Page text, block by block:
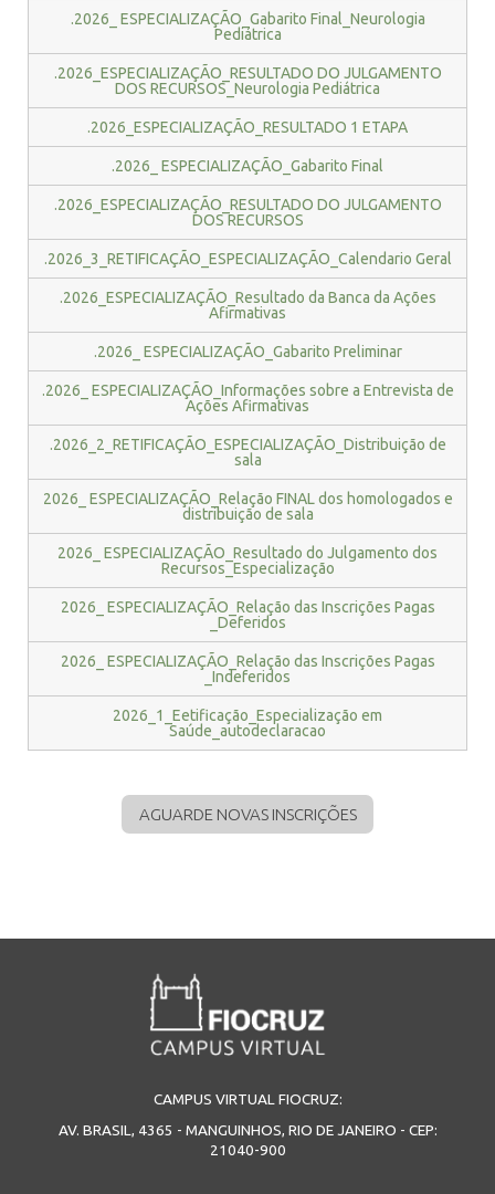
.2026_ ESPECIALIZAÇÃO_Gabarito Final_Neurologia
Pediátrica
.2026_ESPECIALIZAÇÃO_RESULTADO DO JULGAMENTO
DOS RECURSOS_Neurologia Pediátrica
.2026_ESPECIALIZAÇÃO_RESULTADO 1 ETAPA
.2026_ ESPECIALIZAÇÃO_Gabarito Final
.2026_ESPECIALIZAÇÃO_RESULTADO DO JULGAMENTO
DOS RECURSOS
.2026_3_RETIFICAÇÃO_ESPECIALIZAÇÃO_Calendario Geral
.2026_ESPECIALIZAÇÃO_Resultado da Banca da Ações
Afirmativas
.2026_ ESPECIALIZAÇÃO_Gabarito Preliminar
.2026_ ESPECIALIZAÇÃO_Informações sobre a Entrevista de
Ações Afirmativas
.2026_2_RETIFICAÇÃO_ESPECIALIZAÇÃO_Distribuição de
sala
2026_ ESPECIALIZAÇÃO_Relação FINAL dos homologados e
distribuição de sala
2026_ ESPECIALIZAÇÃO_Resultado do Julgamento dos
Recursos_Especialização
2026_ ESPECIALIZAÇÃO_Relação das Inscrições Pagas
_Deferidos
2026_ ESPECIALIZAÇÃO_Relação das Inscrições Pagas
_Indeferidos
2026_1_Eetificação_Especialização em
Saúde_autodeclaracao
AGUARDE NOVAS INSCRIÇÕES
CAMPUS VIRTUAL FIOCRUZ:
AV. BRASIL, 4365 - MANGUINHOS, RIO DE JANEIRO - CEP:
21040-900